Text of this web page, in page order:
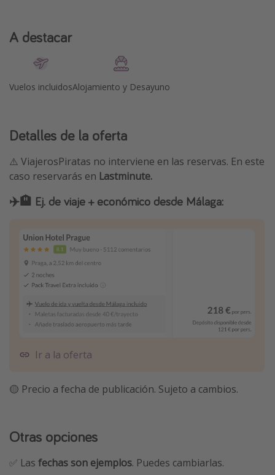
A destacar
Vuelos incluidosAlojamiento y Desayuno
Detalles de la oferta
⚠️ ViajerosPiratas no interviene en las reservas. En este
caso reservarás en Lastminute.
✈️🏨 Ej. de viaje + económico desde Málaga:
Ir a la oferta
🟡 Precio a fecha de publicación. Sujeto a cambios.
Otras opciones
✅ Las fechas son ejemplos. Puedes cambiarlas.